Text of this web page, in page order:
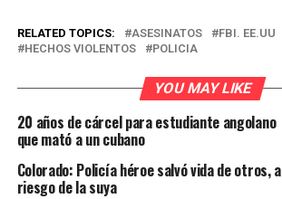
RELATED TOPICS: ASESINATOS
FBI. EE.UU
HECHOS VIOLENTOS
POLICIA
YOU MAY LIKE
20 años de cárcel para estudiante angolano
que mató a un cubano
Colorado: Policía héroe salvó vida de otros, a
riesgo de la suya